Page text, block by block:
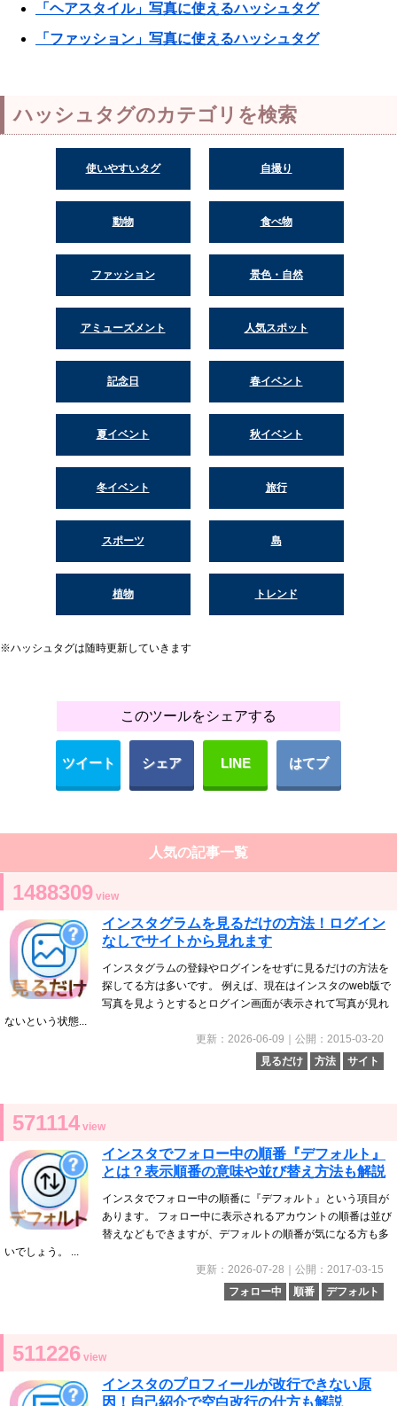
「ヘアスタイル」写真に使えるハッシュタグ
「ファッション」写真に使えるハッシュタグ
ハッシュタグのカテゴリを検索
使いやすいタグ 自撮り
動物 食べ物
ファッション 景色・自然
アミューズメント 人気スポット
記念日 春イベント
夏イベント 秋イベント
冬イベント 旅行
スポーツ 島
植物 トレンド
※ハッシュタグは随時更新していきます
このツールをシェアする
ツイート シェア LINE はてブ
人気の記事一覧
1488309 view
インスタグラムを見るだけの方法！ログイン
なしでサイトから見れます
インスタグラムの登録やログインをせずに見るだけの方法を
探してる方は多いです。 例えば、現在はインスタのweb版で
写真を見ようとするとログイン画面が表示されて写真が見れ
ないという状態...
更新：2026-06-09｜公開：2015-03-20
見るだけ
方法 サイト
571114 view
インスタでフォロー中の順番『デフォルト』
とは？表示順番の意味や並び替え方法も解説
インスタでフォロー中の順番に『デフォルト』という項目が
あります。 フォロー中に表示されるアカウントの順番は並び
替えなどもできますが、デフォルトの順番が気になる方も多
いでしょう。 ...
更新：2026-07-28｜公開：2017-03-15
フォロー中
順番 デフォルト
511226 view
インスタのプロフィールが改行できない原
因！自己紹介で空白改行の仕方も解説